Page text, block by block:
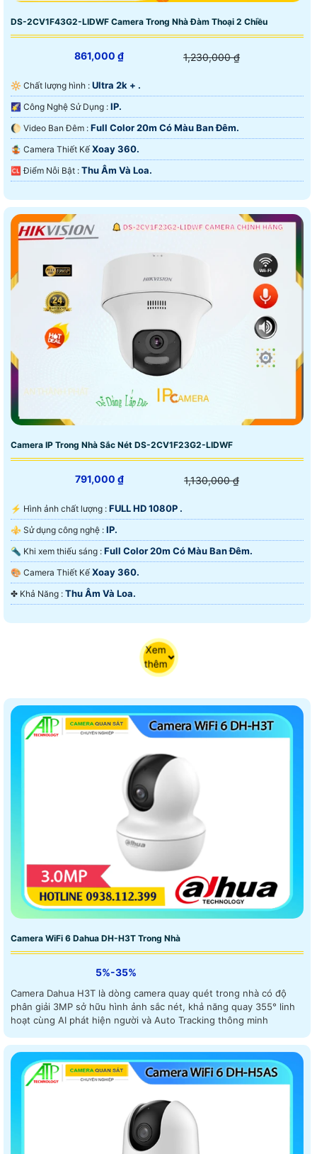
DS-2CV1F43G2-LIDWF Camera Trong Nhà Đàm Thoại 2 Chiều
861,000 ₫ 1,230,000 ₫
🔆 Chất lượng hình : Ultra 2k + .
🌠 Công Nghệ Sử Dụng : IP.
🌔 Video Ban Đêm : Full Color 20m Có Màu Ban Ðêm.
🤹 Camera Thiết Kế Xoay 360.
️🆑 Điểm Nỗi Bật : Thu Âm Và Loa.
Camera IP Trong Nhà Sắc Nét DS-2CV1F23G2-LIDWF
791,000 ₫ 1,130,000 ₫
️⚡ Hình ảnh chất lượng : FULL HD 1080P .
⚜️ Sử dụng công nghệ : IP.
🔦 Khi xem thiếu sáng : Full Color 20m Có Màu Ban Ðêm.
🎨 Camera Thiết Kế Xoay 360.
️✤ Khả Năng : Thu Âm Và Loa.
Xem
thêm
Camera WiFi 6 Dahua DH-H3T Trong Nhà
5%-35%
Camera Dahua H3T là dòng camera quay quét trong nhà có độ
phân giải 3MP sở hữu hình ảnh sắc nét, khả năng quay 355° linh
hoạt cùng AI phát hiện người và Auto Tracking thông minh